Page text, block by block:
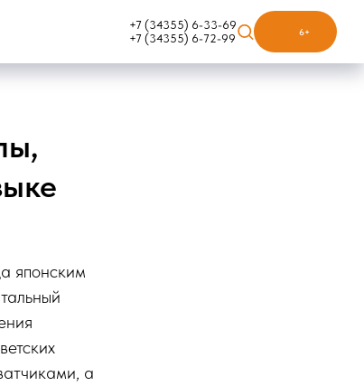
+7 (34355) 6-33-69
+7 (34355) 6-72-99
6+
японским
а